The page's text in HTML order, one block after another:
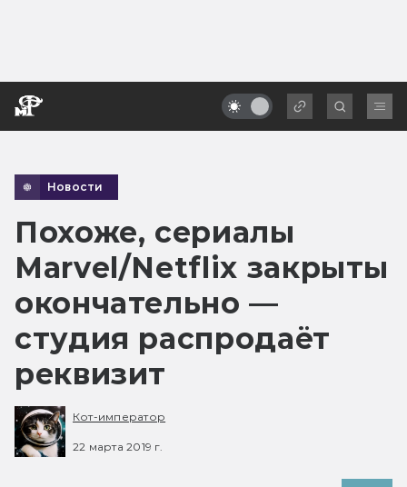
Новости
Похоже, сериалы
Marvel/Netflix закрыты
окончательно —
студия распродаёт
реквизит
Кот-император
22 марта 2019 г.